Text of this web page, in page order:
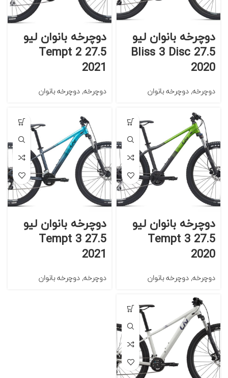
دوچرخه بانوان لیو
Bliss 3 Disc 27.5
2020
دوچرخه, دوچرخه بانوان
دوچرخه بانوان لیو
Tempt 2 27.5
2021
دوچرخه, دوچرخه بانوان
دوچرخه بانوان لیو
Tempt 3 27.5
2020
دوچرخه, دوچرخه بانوان
دوچرخه بانوان لیو
Tempt 3 27.5
2021
دوچرخه, دوچرخه بانوان